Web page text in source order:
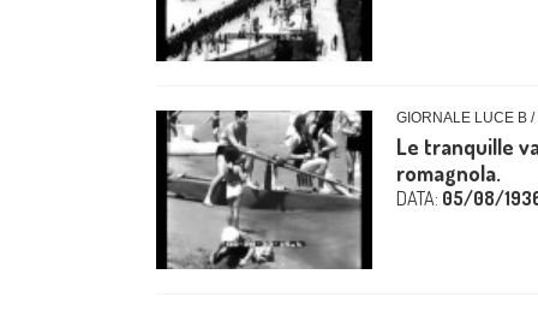
GIORNALE LUCE B
Le tranquille
romagnola.
DATA: 05/08/